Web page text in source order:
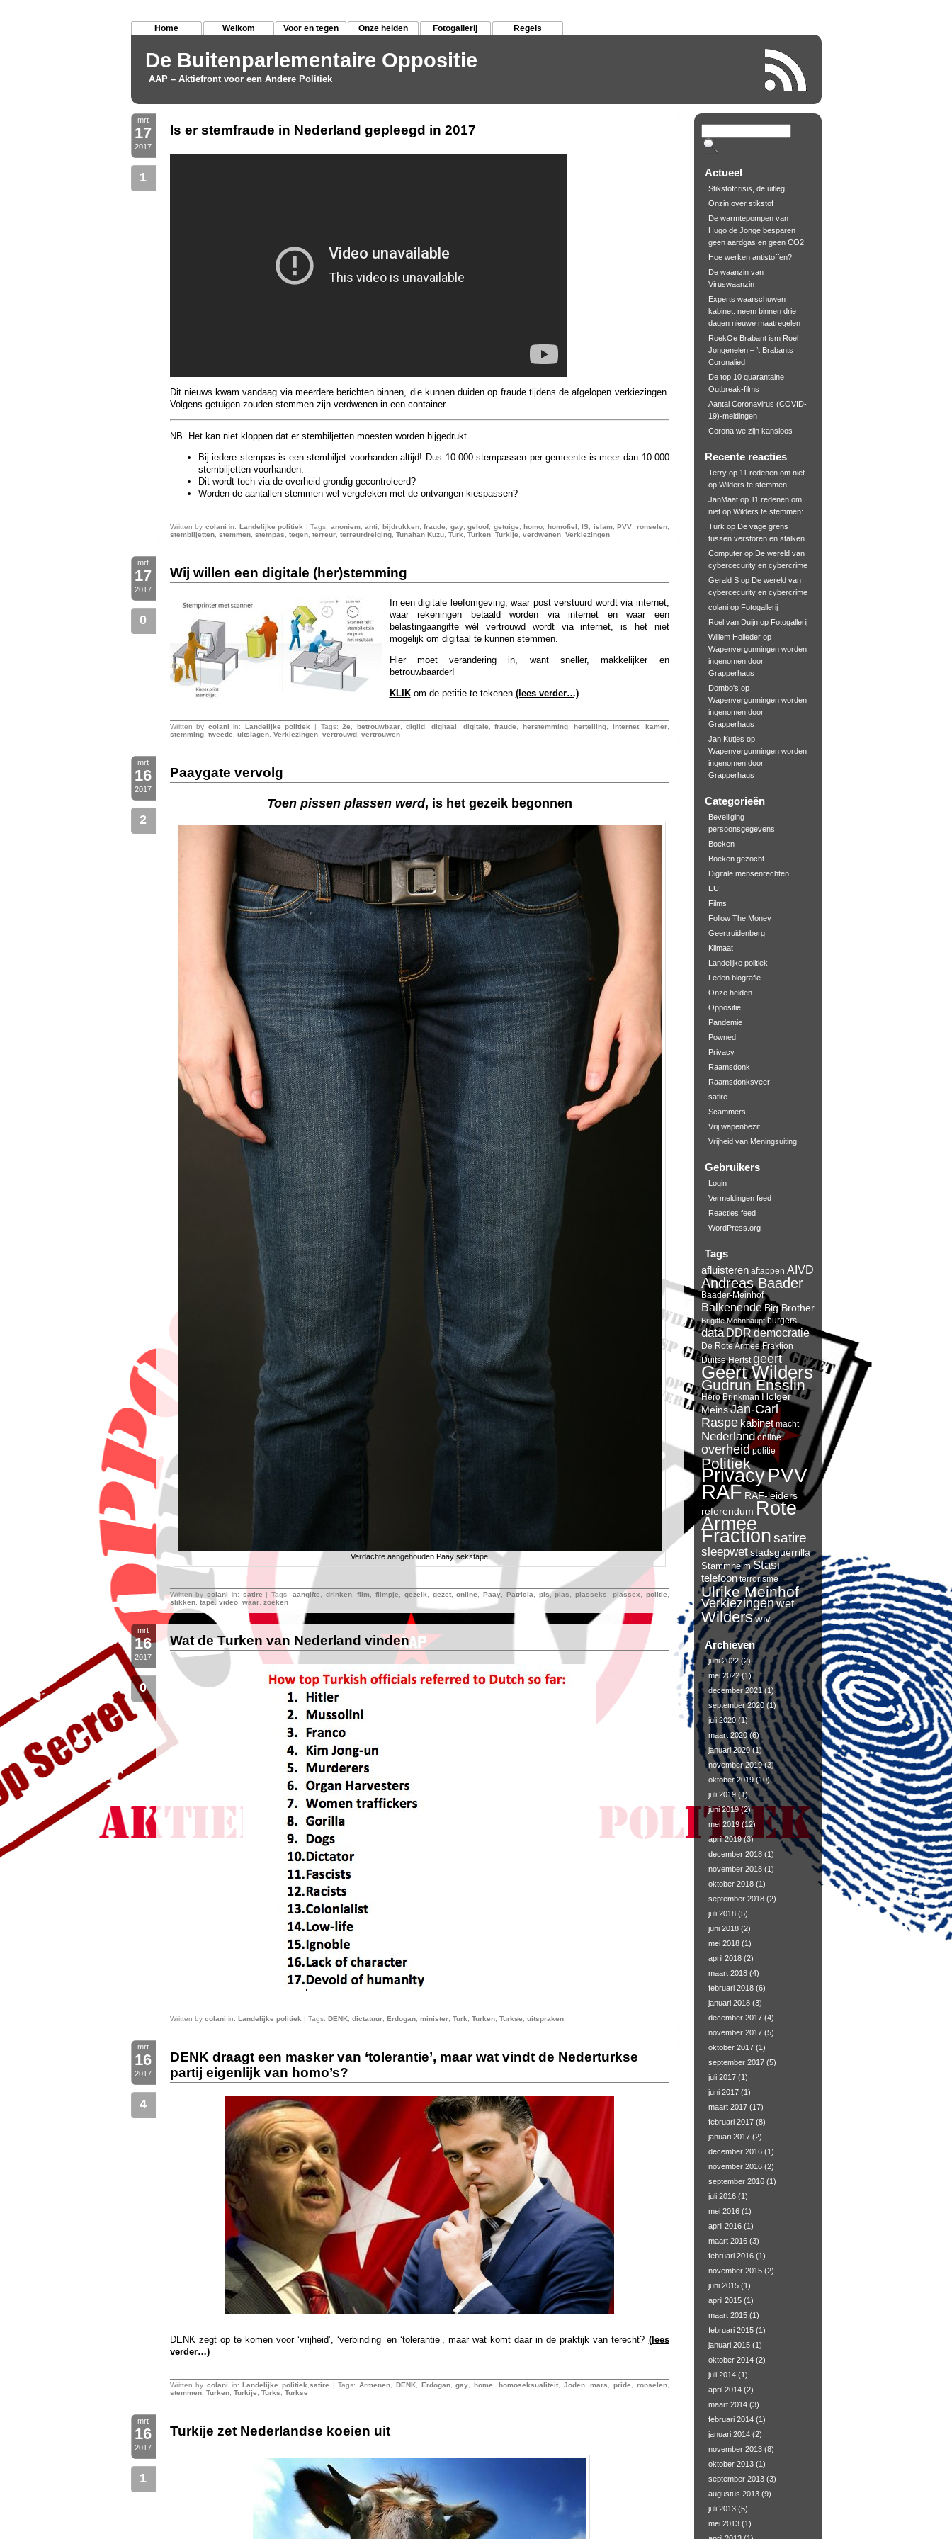
Home Welkom Voor en tegen Onze helden Fotogallerij Regels
De Buitenparlementaire Oppositie
AAP – Aktiefront voor een Andere Politiek
mrt
17
2017
1
Is er stemfraude in Nederland gepleegd in 2017
Dit nieuws kwam vandaag via meerdere berichten binnen, die kunnen duiden op fraude tijdens de afgelopen verkiezingen.
Volgens getuigen zouden stemmen zijn verdwenen in een container.
NB. Het kan niet kloppen dat er stembiljetten moesten worden bijgedrukt.
Bij iedere stempas is een stembiljet voorhanden altijd! Dus 10.000 stempassen per gemeente is meer dan 10.000
stembiljetten voorhanden.
Dit wordt toch via de overheid grondig gecontroleerd?
Worden de aantallen stemmen wel vergeleken met de ontvangen kiespassen?
Written by colani in: Landelijke politiek | Tags: anoniem, anti bijdrukken, fraude gay, geloof, getuige homo homofiel IS islam, PVV ronselen,
stembiljetten, stemmen, stempas tegen, terreur, terreurdreiging, Tunahan Kuzu, Turk Turken, Turkije verdwenen, Verkiezingen
mrt
17
2017
0
Wij willen een digitale (her)stemming
In een digitale leefomgeving, waar post verstuurd wordt via internet,
waar rekeningen betaald worden via internet en waar een
belastingaangifte wél vertrouwd wordt via internet, is het niet
mogelijk om digitaal te kunnen stemmen.
Hier moet verandering in, want sneller, makkelijker en
betrouwbaarder!
KLIKom de petitie te tekenen (lees verder…)
Written by colani in: Landelijke politiek | Tags:2e betrouwbaar,digiid ,digitaal digitale ,fraude herstemming,hertelling internet, kamer,
stemming, tweede uitslagen, Verkiezingen, vertrouwd, vertrouwen
mrt
16
2017
2
Paaygate vervolg
Toen pissen plassen werd, is het gezeik begonnen
Verdachte aangehouden Paay sekstape
Written by colani in: satire | Tags: aangifte drinken,film filmpje gezeik gezet,online Paay Patricia pis,plas plasseks plassex politie
slikken, tape video, waar, zoeken
mrt
16
2017
0
Wat de Turken van Nederland vinden
Written by colani in: Landelijke politiek | Tags: DENK, dictatuur, Erdogan, minister, Turk Turken, Turkse uitspraken
mrt
16
2017
4
DENK draagt een masker van ‘tolerantie’, maar wat vindt de Nederturkse
partij eigenlijk van homo’s?
DENK zegt op te komen voor ‘vrijheid’, ‘verbinding’ en ‘tolerantie’, maar wat komt daar in de praktijk van terecht? (lees
verder…)
Written by colani in:Landelijke politiek ,satire | Tags:Armenen DENK, Erdogan,gay ,home homoseksualiteit, Joden,mars pride ronselen,
stemmen, Turken, Turkije Turks Turkse
mrt
16
2017
1
Turkije zet Nederlandse koeien uit
Actueel
Stikstofcrisis, de uitleg
Onzin over stikstof
De warmtepompen van
Hugo de Jonge besparen
geen aardgas en geen CO2
Hoe werken antistoffen?
De waanzin van
Viruswaanzin
Experts waarschuwen
kabinet: neem binnen drie
dagen nieuwe maatregelen
RoekOe Brabant ism Roel
Jongenelen – ’t Brabants
Coronalied
De top 10 quarantaine
Outbreak-films
Aantal Coronavirus (COVID-
19)-meldingen
Corona we zijn kansloos
Recente reacties
Terryop 11 redenen om niet
op Wilders te stemmen:
JanMaatop 11 redenen om
niet op Wilders te stemmen:
Turk op De vage grens
tussen verstoren en stalken
Computerop De wereld van
cybercecurity en cybercrime
Gerald Sop De wereld van
cybercecurity en cybercrime
colaniop Fotogallerij
Roel van Duijnop Fotogallerij
Willem Hollederop
Wapenvergunningen worden
ingenomen door
Grapperhaus
Dombo's op
Wapenvergunningen worden
ingenomen door
Grapperhaus
Jan Kutjes op
Wapenvergunningen worden
ingenomen door
Grapperhaus
Categorieën
Beveiliging
persoonsgegevens
Boeken
Boeken gezocht
Digitale mensenrechten
EU
Films
Follow The Money
Geertruidenberg
Klimaat
Landelijke politiek
Leden biografie
Onze helden
Oppositie
Pandemie
Powned
Privacy
Raamsdonk
Raamsdonksveer
satire
Scammers
Vrij wapenbezit
Vrijheid van Meningsuiting
Gebruikers
Login
Vermeldingen feed
Reacties feed
WordPress.org
Tags
afluisteren aftappen AIVD
Andreas Baader
Baader-Meinhof
Balkenende Big Brother
Brigitte Mohnhaupt burgers
data DDRdemocratie
De Rote Armee Fraktion
Duitse Herfst geert
Geert Wilders
Gudrun Ensslin
Hero Brinkman Holger
MeinsJan-Carl
Raspe kabinet macht
Nederland online
overheid politie
Politiek
PrivacyPVV
RAF RAF-leiders
referendum Rote
Armee
Fractionsatire
sleepwet stadsguerrilla
Stammheim Stasi
telefoon terrorisme
Ulrike Meinhof
Verkiezingenwet
Wilderswiv
Archieven
juni 2022(2)
mei 2022(1)
december 2021(1)
september 2020(1)
juli 2020(1)
maart 2020(6)
januari 2020(1)
november 2019(3)
oktober 2019(10)
juli 2019(1)
juni 2019(2)
mei 2019(12)
april 2019(3)
december 2018(1)
november 2018(1)
oktober 2018(1)
september 2018(2)
juli 2018(5)
juni 2018(2)
mei 2018(1)
april 2018(2)
maart 2018(4)
februari 2018(6)
januari 2018(3)
december 2017(4)
november 2017(5)
oktober 2017(1)
september 2017(5)
juli 2017(1)
juni 2017(1)
maart 2017(17)
februari 2017(8)
januari 2017(2)
december 2016(1)
november 2016(2)
september 2016(1)
juli 2016(1)
mei 2016(1)
april 2016(1)
maart 2016(3)
februari 2016(1)
november 2015(2)
juni 2015(1)
april 2015(1)
maart 2015(1)
februari 2015(1)
januari 2015(1)
oktober 2014(2)
juli 2014(1)
april 2014(2)
maart 2014(3)
februari 2014(1)
januari 2014(2)
november 2013(8)
oktober 2013(1)
september 2013(3)
augustus 2013(9)
juli 2013(5)
mei 2013(1)